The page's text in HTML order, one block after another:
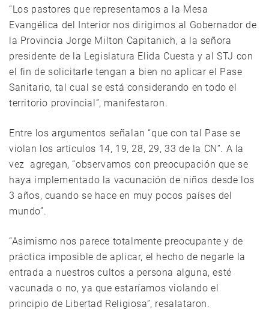
“Los pastores que representamos a la Mesa
Evangélica del Interior nos dirigimos al Gobernador de
la Provincia Jorge Milton Capitanich, a la señora
presidente de la Legislatura Elida Cuesta y al STJ con
el fin de solicitarle tengan a bien no aplicar el Pase
Sanitario, tal cual se está considerando en todo el
territorio provincial”, manifestaron.
Entre los argumentos señalan “que con tal Pase se
violan los artículos 14, 19, 28, 29, 33 de la CN”. A la
vez agregan, “observamos con preocupación que se
haya implementado la vacunación de niños desde los
3 años, cuando se hace en muy pocos países del
mundo”.
“Asimismo nos parece totalmente preocupante y de
práctica imposible de aplicar, el hecho de negarle la
entrada a nuestros cultos a persona alguna, esté
vacunada o no, ya que estaríamos violando el
principio de Libertad Religiosa”, resalataron.